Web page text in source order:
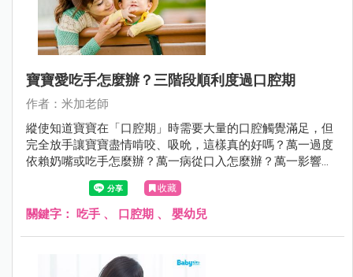
寶寶愛吃手怎麼辦？三階段順利度過口腔期
作者：米加老師
縱使知道寶寶在「口腔期」時需要大量的口腔觸覺滿足，但
完全放手讓寶寶盡情啃咬、吸吮，這樣真的好嗎？萬一過度
依賴奶嘴或吃手怎麼辦？萬一病從口入怎麼辦？萬一影響牙
齒未來的咬合怎麼辦？萬一..... 對於愛吃手的寶寶，爸媽該怎
收藏
關鍵字： 吃手 、 口腔期 、 嬰幼兒